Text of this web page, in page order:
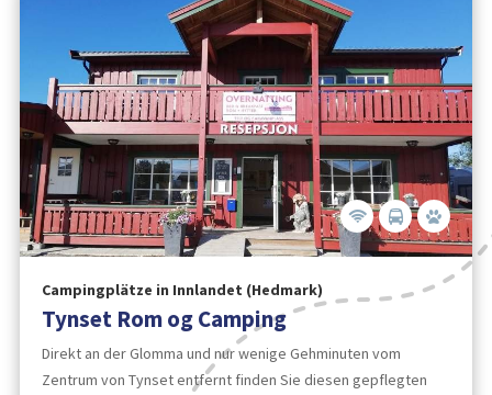
Campingplätze in Innlandet (Hedmark)
Tynset Rom og Camping
Direkt an der Glomma und nur wenige Gehminuten vom
Zentrum von Tynset entfernt finden Sie diesen gepflegten